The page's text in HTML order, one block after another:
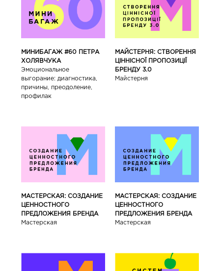
МИНИБАГАЖ #60 ПЕТРА
ХОЛЯВЧУКА
Эмоциональное
выгорание: диагностика,
причины, преодоление,
профилак
МАЙСТЕРНЯ: СТВОРЕННЯ
ЦІННІСНОЇ ПРОПОЗИЦІЇ
БРЕНДУ 3.0
Майстерня
МАСТЕРСКАЯ: СОЗДАНИЕ
ЦЕННОСТНОГО
ПРЕДЛОЖЕНИЯ БРЕНДА
Мастерская
МАСТЕРСКАЯ: СОЗДАНИЕ
ЦЕННОСТНОГО
ПРЕДЛОЖЕНИЯ БРЕНДА
Мастерская